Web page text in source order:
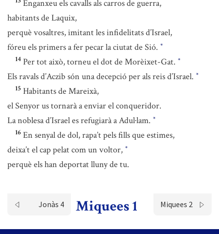
Enganxeu els cavalls als carros de guerra,
habitants de Laquix,
perquè vosaltres, imitant les infidelitats d’Israel,
fóreu els primers a fer pecar la ciutat de Sió. *
14 Per tot això, torneu el dot de Morèixet-Gat. *
Els ravals d’Aczib són una decepció per als reis d’Israel. *
15 Habitants de Mareixà,
el Senyor us tornarà a enviar el conqueridor.
La noblesa d’Israel es refugiarà a Adul·lam. *
16 En senyal de dol, rapa’t pels fills que estimes,
deixa’t el cap pelat com un voltor, *
perquè els han deportat lluny de tu.
Jonàs 4 Miquees 1 Miquees 2